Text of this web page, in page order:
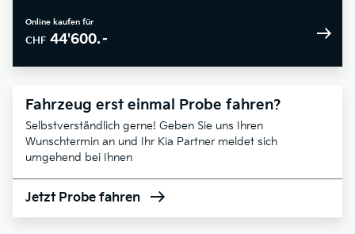
Online kaufen für
CHF 44'600.–
Fahrzeug erst einmal Probe fahren?
Selbstverständlich gerne! Geben Sie uns Ihren
Wunschtermin an und Ihr Kia Partner meldet sich
umgehend bei Ihnen
Jetzt Probe fahren